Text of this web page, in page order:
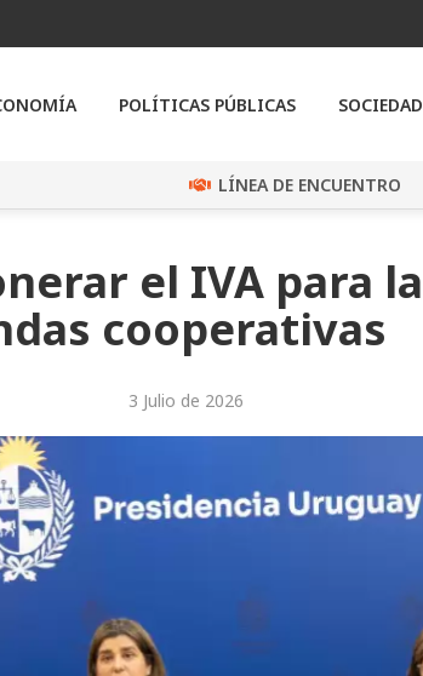
POLÍTICAS PÚBLICAS SOCIEDAD
LÍNEA DE ENCUENTRO
el IVA para la
cooperativas
3 Julio de 2026